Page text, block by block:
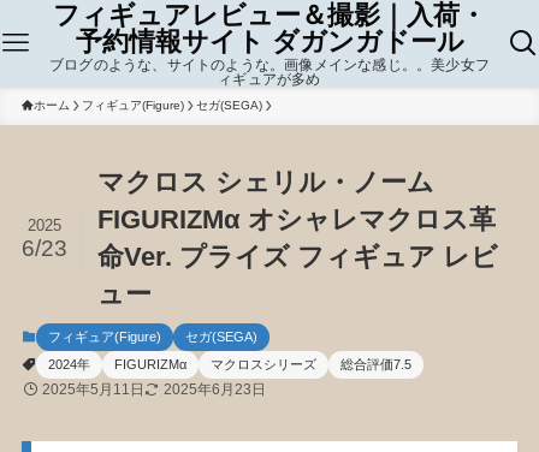
フィギュアレビュー＆撮影｜入荷・
予約情報サイト ダガンガドール
ブログのような、サイトのような。画像メインな感じ。。美少女フ
ィギュアが多め
ホーム フィギュア(Figure) セガ(SEGA)
マクロス シェリル・ノーム
FIGURIZMα オシャレマクロス革
命Ver. プライズ フィギュア レビ
ュー
2025
6/23
フィギュア(Figure)
セガ(SEGA)
2024年
FIGURIZMα マクロスシリーズ 総合評価7.5
2025年5月11日 2025年6月23日